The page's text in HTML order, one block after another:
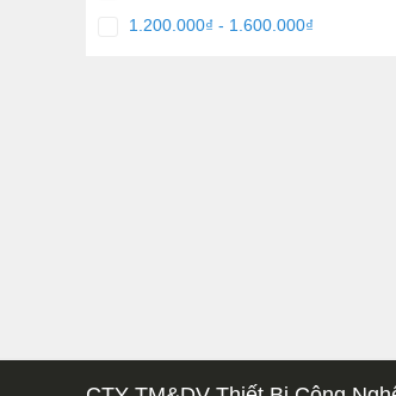
1.200.000₫ - 1.600.000₫